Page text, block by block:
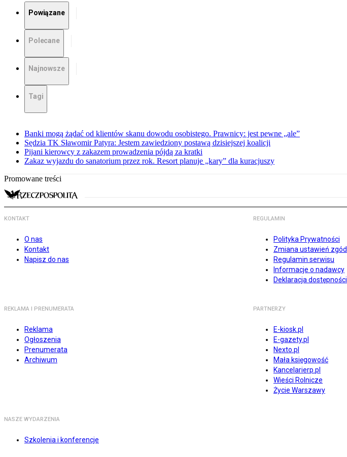
Powiązane
Polecane
Najnowsze
Tagi
Banki mogą żądać od klientów skanu dowodu osobistego. Prawnicy: jest pewne „ale”
Sędzia TK Sławomir Patyra: Jestem zawiedziony postawą dzisiejszej koalicji
Pijani kierowcy z zakazem prowadzenia pójdą za kratki
Zakaz wyjazdu do sanatorium przez rok. Resort planuje „kary” dla kuracjuszy
Promowane treści
KONTAKT
O nas
Kontakt
Napisz do nas
REGULAMIN
Polityka Prywatności
Zmiana ustawień zgód
Regulamin serwisu
Informacje o nadawcy
Deklaracja dostępności
REKLAMA I PRENUMERATA
Reklama
Ogłoszenia
Prenumerata
Archiwum
PARTNERZY
E-kiosk.pl
E-gazety.pl
Nexto.pl
Mała księgowość
Kancelarierp.pl
Wieści Rolnicze
Życie Warszawy
NASZE WYDARZENIA
Szkolenia i konferencje